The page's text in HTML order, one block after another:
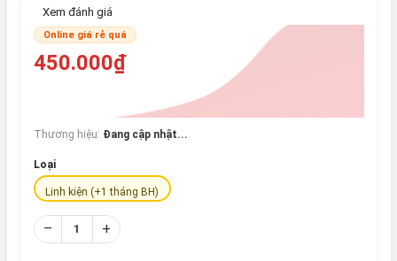
Xem đánh giá
Online giá rẻ quá
450.000₫
Thương hiệu: Đang cập nhật...
Loại
Linh kiện (+1 tháng BH)
– +